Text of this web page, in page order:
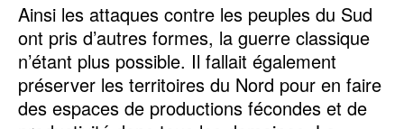
Ainsi les attaques contre les peuples du Sud
ont pris d’autres formes, la guerre classique
n’étant plus possible. Il fallait également
préserver les territoires du Nord pour en faire
des espaces de productions fécondes et de